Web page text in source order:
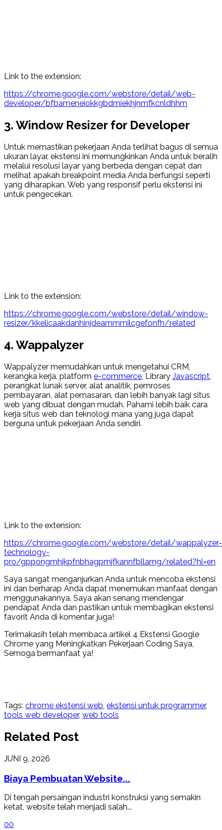
Link to the extension:
https://chrome.google.com/webstore/detail/web-
developer/bfbameneiokkgbdmiekhjnmfkcnldhhm
3. Window Resizer for Developer
Untuk memastikan pekerjaan Anda terlihat bagus di semua
ukuran layar, ekstensi ini memungkinkan Anda untuk beralih
melalui resolusi layar yang berbeda dengan cepat dan
melihat apakah breakpoint media Anda berfungsi seperti
yang diharapkan. Web yang responsif perlu ekstensi ini
untuk pengecekan.
Link to the extension:
https://chrome.google.com/webstore/detail/window-
resizer/kkelicaakdanhinjdeammmilcgefonfh/related
4. Wappalyzer
Wappalyzer memudahkan untuk mengetahui CRM,
kerangka kerja, platform e-commerce, Library Javascript,
perangkat lunak server, alat analitik, pemroses
pembayaran, alat pemasaran, dan lebih banyak lagi situs
web yang dibuat dengan mudah. Pahami lebih baik cara
kerja situs web dan teknologi mana yang juga dapat
berguna untuk pekerjaan Anda sendiri.
Link to the extension:
https://chrome.google.com/webstore/detail/wappalyzer-
technology-
pro/gppongmhjkpfnbhagpmjfkannfbllamg/related?hl=en
Saya sangat menganjurkan Anda untuk mencoba ekstensi
ini dan berharap Anda dapat menemukan manfaat dengan
menggunakannya. Saya akan senang mendengar
pendapat Anda dan pastikan untuk membagikan ekstensi
favorit Anda di komentar juga!
Terimakasih telah membaca artikel 4 Ekstensi Google
Chrome yang Meningkatkan Pekerjaan Coding Saya,
Semoga bermanfaat ya!
Tags: chrome ekstensi web, ekstensi untuk programmer,
tools web developer, web tools
Related Post
JUNI 9, 2026
Biaya Pembuatan Website...
Di tengah persaingan industri konstruksi yang semakin
ketat, website telah menjadi salah...
00